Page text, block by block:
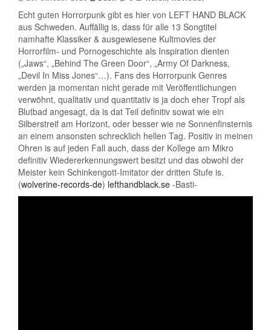
Echt guten Horrorpunk gibt es hier von LEFT HAND BLACK
aus Schweden. Auffällig is, dass für alle 13 Songtitel
namhafte Klassiker & ausgewiesene Kultmovies der
Horrorfilm- und Pornogeschichte als Inspiration dienten
(„Jaws“, „Behind The Green Door“, „Army Of Darkness,
„Devil In Miss Jones“…). Fans des Horrorpunk Genres
werden ja momentan nicht gerade mit Veröffentlichungen
verwöhnt, qualitativ und quantitativ is ja doch eher Tropf als
Blutbad angesagt, da is dat Teil definitiv sowat wie ein
Silberstreif am Horizont, oder besser wie ne Sonnenfinsternis
an einem ansonsten schrecklich hellen Tag. Positiv in meinen
Ohren is auf jeden Fall auch, dass der Kollege am Mikro
definitiv Wiedererkennungswert besitzt und das obwohl der
Meister kein Schinkengott-Imitator der dritten Stufe is.
(wolverine-records-de) lefthandblack.se -Basti-